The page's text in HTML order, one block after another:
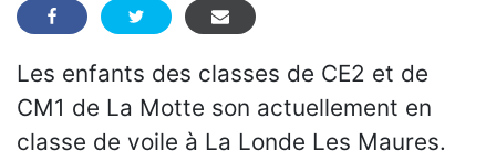
Les enfants des classes de CE2 et de
CM1 de La Motte son actuellement en
classe de voile à La Londe Les Maures.